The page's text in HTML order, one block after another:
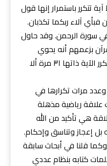
تتكرر باستمرار إنها قول
فبأي آلاء ربكما تكذبان.
هذه الآية ٣١ مرة في سورة الرحمن. وقد حاول
بزعمهم أنه يحوي
تكرارات لا معنى لها فلماذا تتكرر الآية ذاتها ٣١ مرة ألا
مرات تكرارها في
رياضية مذهلة
هي تأكيد من الله
بل إعجاز وتناسق وإحكام.
قلنا في أبحاث سابقة
كتابه بنظام عددي